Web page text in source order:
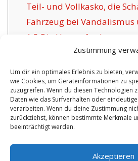
Zustimmung
Um dir ein optimales Erlebnis zu bieten,
wie Cookies, um Geräteinformationen zu
zuzugreifen. Wenn du diesen Technologien
Daten wie das Surfverhalten oder
verarbeiten. Wenn du deine Zustimmung
zurückziehst, können bestimmte Merkmale
beeinträchtigt werden.
Akzeptieren
Teil- und Vollkasko, die
Fahrzeug bei
1.5 Die Herausforderung
1.6
Vorteile dieser
in Blaubeuren:
1.6.1Individuelle
Betreuung:
No tags for this post.